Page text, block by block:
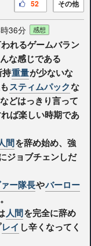
その他
52
36分 感想
れるゲームバラン
な感じである
持重量が少ないな
スティムパックな
どはっきり言って
ば楽しい時期であ
間を辞め始め、強
ジョブチェンしだ
ー隊長やバーロー
人間を完全に辞め
レイ し辛くなってく